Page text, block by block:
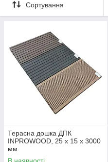
підтримку на всіх етапах
дошка для підлоги та палубна
стиль, який ви шукаєте. До
терасну дошку за доступною
Сортування
Терасна дошка ДПК
INPROWOOD, 25 х 15 х 3000
мм